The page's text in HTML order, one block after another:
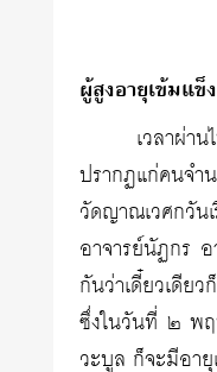
ผู้สูงอายุเข้มแข็
เวลาผ่า
ปรากฏแก่คนจำ
วัดญาณเวศ
อาจารย์นัฏกร
กันว่าเดี๋ยวเดี
ซึ่งในวันที่ ๒ พ
วะบูล ก็จะมีอา